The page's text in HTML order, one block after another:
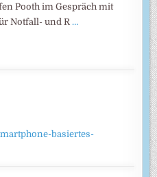
Pooth im Gespräch mit
Notfall- und R …
basiertes-